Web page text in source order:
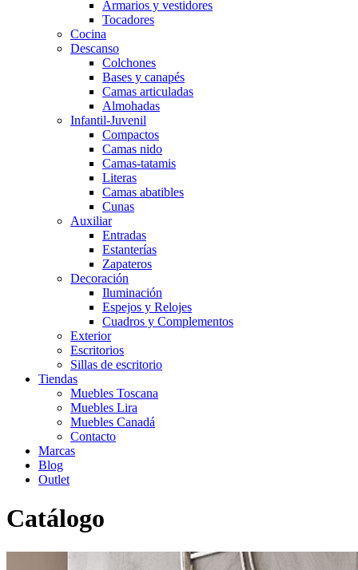
Armarios y vestidores
Tocadores
Cocina
Descanso
Colchones
Bases y canapés
Camas articuladas
Almohadas
Infantil-Juvenil
Compactos
Camas nido
Camas-tatamis
Literas
Camas abatibles
Cunas
Auxiliar
Entradas
Estanterías
Zapateros
Decoración
Iluminación
Espejos y Relojes
Cuadros y Complementos
Exterior
Escritorios
Sillas de escritorio
Tiendas
Muebles Toscana
Muebles Lira
Muebles Canadá
Contacto
Marcas
Blog
Outlet
Catálogo
Tocadores >Tocador MX 46